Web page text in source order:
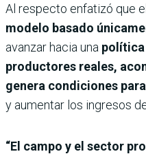
Al respecto enfatizó que e
modelo basado
avanzar hacia una política
productores reales,
genera condiciones
y aumentar los ingresos
“El campo y el sector